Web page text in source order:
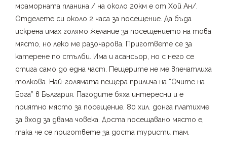
мраморната планина / на около 20км е от Хой Ан/.
Отделете си около 2 часа за посещение. Да бъда
искрена имах голямо желание за посещението на това
място, но леко ме разочарова. Пригответе се за
катерене по стълби. Има и асансьор, но с него се
стига само до една част. Пещерите не ме впечатлиха
толкова. Най-голямата пещера прилича на “Очите на
Бога” в България. Пагодите бяха интересни и е
приятно място за посещение. 80 хил. донга платихме
за вход за двама човека. Доста посещавано място е,
така че се пригответе за доста туристи там.